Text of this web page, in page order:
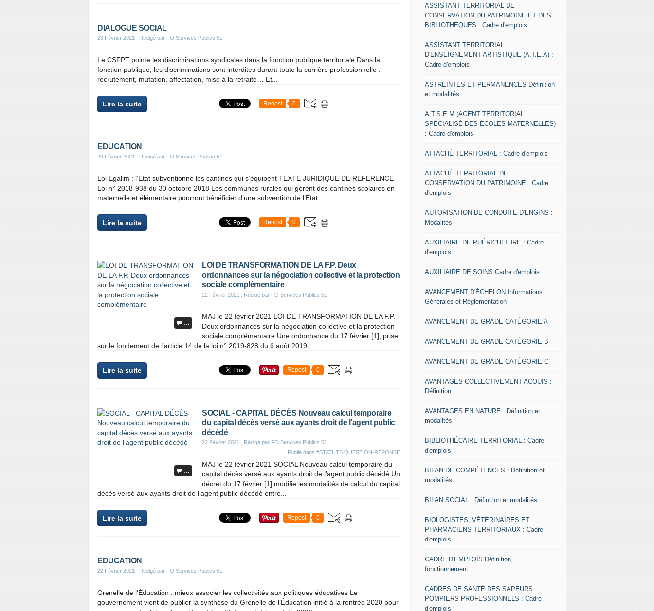
DIALOGUE SOCIAL
23 Février 2021 , Rédigé par FO Services Publics 51
Le CSFPT pointe les discriminations syndicales dans la fonction publique territoriale Dans la
fonction publique, les discriminations sont interdites durant toute la carrière professionnelle :
recrutement, mutation, affectation, mise à la retraite… Et...
Lire la suite Repost 0
EDUCATION
23 Février 2021 , Rédigé par FO Services Publics 51
Loi Egalim : l’État subventionne les cantines qui s’équipent TEXTE JURIDIQUE DE RÉFÉRENCE
Loi n° 2018-938 du 30 octobre 2018 Les communes rurales qui gèrent des cantines scolaires en
maternelle et élémentaire pourront bénéficier d’une subvention de l’État...
Lire la suite Repost 0
…
LOI DE TRANSFORMATION DE LA F.P. Deux
ordonnances sur la négociation collective et la protection
sociale complémentaire
22 Février 2021 , Rédigé par FO Services Publics 51
MAJ le 22 février 2021 LOI DE TRANSFORMATION DE LA F.P.
Deux ordonnances sur la négociation collective et la protection
sociale complémentaire Une ordonnance du 17 février [1], prise
sur le fondement de l’article 14 de la loi n° 2019-828 du 6 août 2019...
Lire la suite Repost 0
…
SOCIAL - CAPITAL DÉCÈS Nouveau calcul temporaire
du capital décès versé aux ayants droit de l’agent public
décédé
22 Février 2021
, Rédigé par FO Services Publics 51
Publié dans #STATUTS QUESTION-RÉPONSE
MAJ le 22 février 2021 SOCIAL Nouveau calcul temporaire du
capital décès versé aux ayants droit de l’agent public décédé Un
décret du 17 février [1] modifie les modalités de calcul du capital
décès versé aux ayants droit de l’agent public décédé entre...
Lire la suite Repost 0
EDUCATION
22 Février 2021 , Rédigé par FO Services Publics 51
Grenelle de l’Éducation : mieux associer les collectivités aux politiques éducatives Le
gouvernement vient de publier la synthèse du Grenelle de l’Éducation initié à la rentrée 2020 pour
ASSISTANT TERRITORIAL DE
CONSERVATION DU PATRIMOINE ET DES
BIBLIOTHÈQUES : Cadre d'emplois
ASSISTANT TERRITORIAL
D'ENSEIGNEMENT ARTISTIQUE (A.T.E.A) :
Cadre d'emplois
ASTREINTES ET PERMANENCES Définition
et modalités
A.T.S.E.M (AGENT TERRITORIAL
SPÉCIALISÉ DES ÉCOLES MATERNELLES)
: Cadre d'emplois
ATTACHÉ TERRITORIAL : Cadre d'emplois
ATTACHÉ TERRITORIAL DE
CONSERVATION DU PATRIMOINE : Cadre
d'emplois
AUTORISATION DE CONDUITE D'ENGINS :
Modalités
AUXILIAIRE DE PUÉRICULTURE : Cadre
d'emplois
AUXILIAIRE DE SOINS Cadre d'emplois
AVANCEMENT D'ÉCHELON Informations
Générales et Réglementation
AVANCEMENT DE GRADE CATÉGORIE A
AVANCEMENT DE GRADE CATÉGORIE B
AVANCEMENT DE GRADE CATÉGORIE C
AVANTAGES COLLECTIVEMENT ACQUIS :
Définition
AVANTAGES EN NATURE : Définition et
modalités
BIBLIOTHÉCAIRE TERRITORIAL : Cadre
d'emplois
BILAN DE COMPÉTENCES : Définition et
modalités
BILAN SOCIAL : Définition et modalités
BIOLOGISTES, VÉTÉRINAIRES ET
PHARMACIENS TERRITORIAUX : Cadre
d'emplois
CADRE D'EMPLOIS Définition,
fonctionnement
CADRES DE SANTÉ DES SAPEURS
POMPIERS PROFESSIONNELS : Cadre
d'emplois